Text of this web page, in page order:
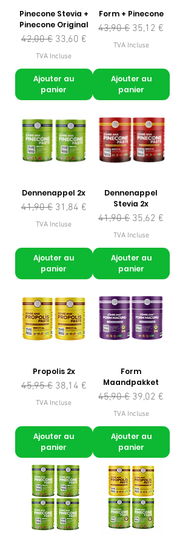
Pinecone Stevia +
Pinecone Original
Prix original
42,00 € Prix promotionnel
33,60 €
TVA Incluse
Ajouter au
panier
Form + Pinecone
Prix original
43,90 € Prix
35,12 €
TVA Incluse
Ajouter au
panier
Dennenappel 2x
Prix original
41,90 € Prix promotionnel
31,84 €
TVA Incluse
Ajouter au
panier
Dennenappel
Stevia 2x
Prix original
41,90 € Prix
35,62 €
TVA Incluse
Ajouter au
panier
Propolis 2x
Prix original
45,95 € Prix promotionnel
38,14 €
TVA Incluse
Ajouter au
panier
Form
Maandpakket
Prix original
45,90 € Prix
39,02 €
TVA Incluse
Ajouter au
panier